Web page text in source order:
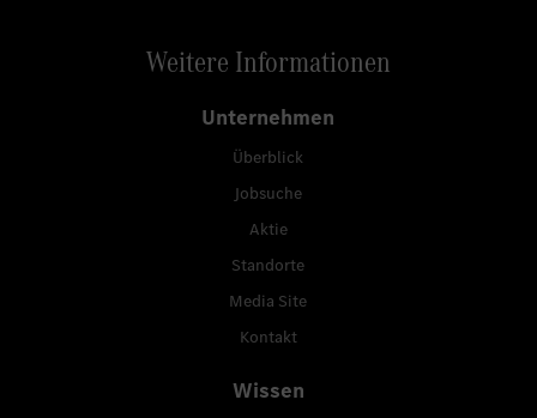
Weitere Informationen
Unternehmen
Überblick
Jobsuche
Aktie
Standorte
Media Site
Kontakt
Wissen